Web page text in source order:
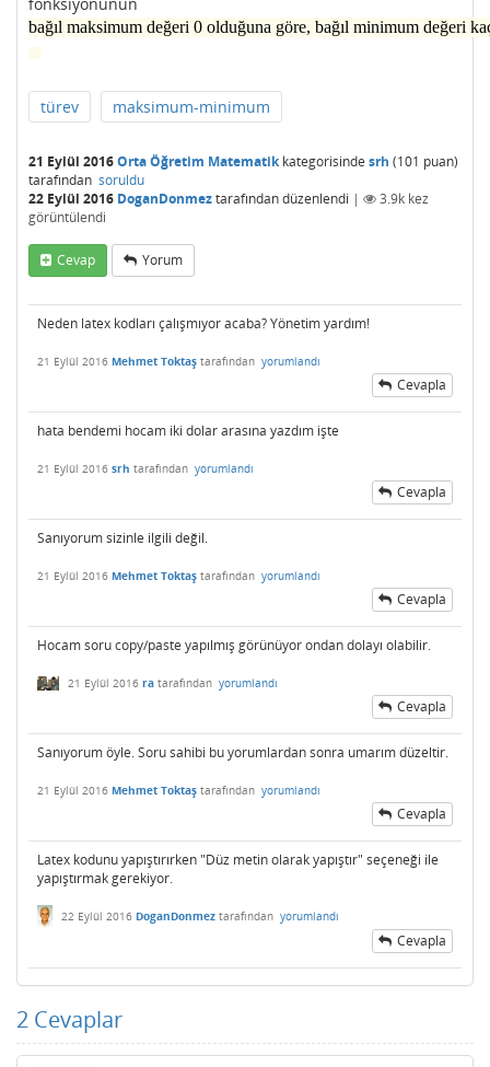
bağıl maksimum değeri 0 olduğuna göre, bağıl minimum değeri
türev maksimum-minimum
21 Eylül 2016Orta Öğretim Matematikkategorisinde srh (101 puan)
tarafından soruldu
22 Eylül 2016 DoganDonmeztarafındandüzenlendi | 3.9k kez
görüntülendi
Cevap Yorum
Neden latex kodları çalışmıyor acaba? Yönetim yardım!
21 Eylül 2016 Mehmet Toktaş tarafından yorumlandı
Cevapla
hata bendemi hocam iki dolar arasına yazdım işte
21 Eylül 2016 srh tarafından yorumlandı
Cevapla
Sanıyorum sizinle ilgili değil.
21 Eylül 2016 Mehmet Toktaş tarafından yorumlandı
Cevapla
Hocam soru copy/paste yapılmış görünüyor ondan dolayı olabilir.
21 Eylül 2016 ra tarafından yorumlandı
Cevapla
Sanıyorum öyle. Soru sahibi bu yorumlardan sonra umarım düzeltir.
21 Eylül 2016 Mehmet Toktaş tarafından yorumlandı
Cevapla
Latex kodunu yapıştırırken "Düz metin olarak yapıştır" seçeneği ile
yapıştırmak gerekiyor.
22 Eylül 2016 DoganDonmez tarafından yorumlandı
Cevapla
2 Cevaplar